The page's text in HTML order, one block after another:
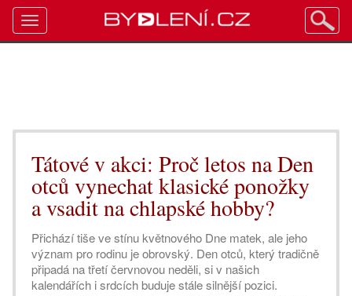
Tátové v akci: Proč letos na Den
otců vynechat klasické ponožky
a vsadit na chlapské hobby?
Přichází tiše ve stínu květnového Dne matek, ale jeho
význam pro rodinu je obrovský. Den otců, který tradičně
připadá na třetí červnovou neděli, si v našich
kalendářích i srdcích buduje stále silnější pozici.
Toggle
navigation